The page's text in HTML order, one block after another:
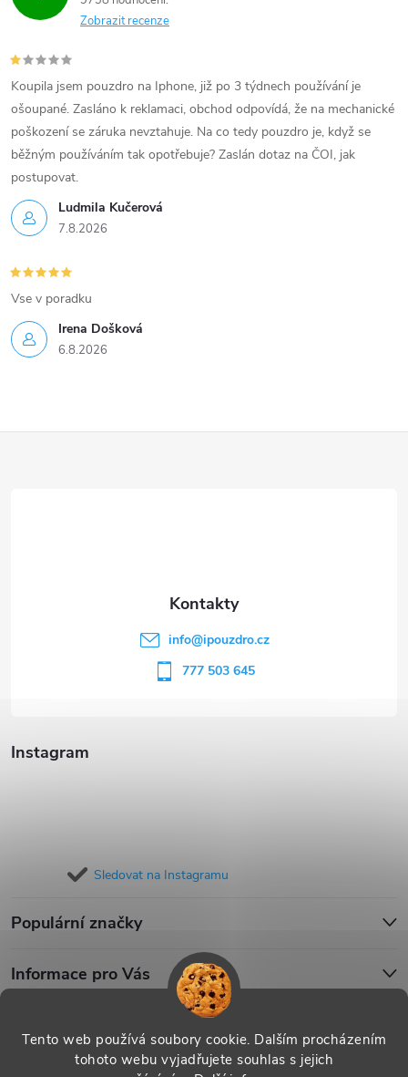
Tento web používá soubory cookie. Dalším procházením
tohoto webu vyjadřujete souhlas s jejich
Zobrazit recenze
Ludmila Kučerová
7.8.2026
Koupila jsem pouzdro na Iphone, již po 3 týdnech používání je
ošoupané. Zasláno k reklamaci, obchod odpovídá, že na mechanické
poškození se záruka nevztahuje. Na co tedy pouzdro je, když se
běžným používáním tak opotřebuje? Zaslán dotaz na ČOI, jak
postupovat.
Irena Došková
6.8.2026
Vse v poradku
Instagram
Sledovat na Instagramu
Populární značky
Informace pro Vás
info@ipouzdro.cz
777 503 645